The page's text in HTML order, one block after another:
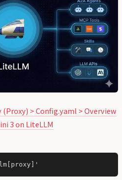
(Proxy) > Config.yaml > Overview
3 on LiteLLM